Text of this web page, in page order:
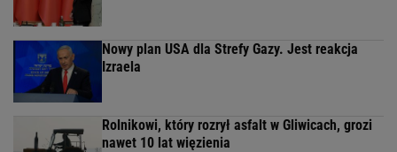
Nowy plan USA dla Strefy Gazy. Jest reakcja
Izraela
Rolnikowi, który rozrył asfalt w Gliwicach, grozi
nawet 10 lat więzienia